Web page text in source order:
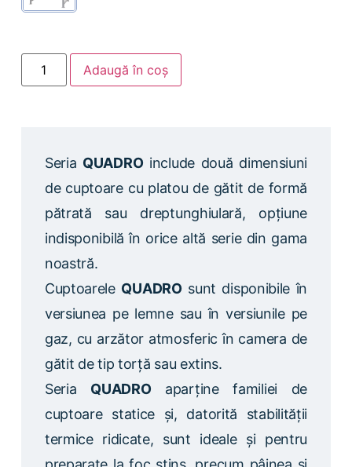
Adaugă în coș
Seria QUADROinclude două dimensiuni
de cuptoare cu platou de gătit de formă
pătrată sau dreptunghiulară, opțiune
indisponibilă în orice altă serie din gama
noastră.
Cuptoarele QUADROsunt disponibile în
versiunea pe lemne sau în versiunile pe
gaz, cu arzător atmosferic în camera de
gătit de tip torță sau extins.
Seria QUADROaparține familiei de
cuptoare statice și, datorită stabilității
termice ridicate, sunt ideale și pentru